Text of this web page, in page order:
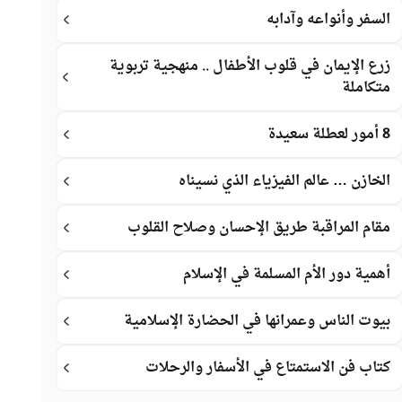
السفر وأنواعه وآدابه
زرع الإيمان في قلوب الأطفال .. منهجية تربوية
متكاملة
8 أمور لعطلة سعيدة
الخازن … عالم الفيزياء الذي نسيناه
مقام المراقبة طريق الإحسان وصلاح القلوب
أهمية دور الأم المسلمة في الإسلام
بيوت الناس وعمرانها في الحضارة الإسلامية
كتاب فن الاستمتاع في الأسفار والرحلات